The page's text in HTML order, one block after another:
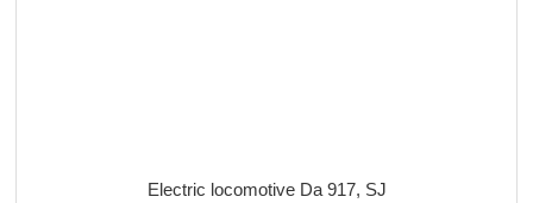
Electric locomotive Da 917, SJ